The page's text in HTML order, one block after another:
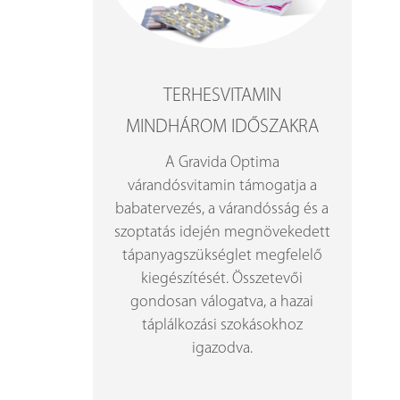
TERHESVITAMIN
MINDHÁROM IDŐSZAKRA
A Gravida Optima
várandósvitamin támogatja a
babatervezés, a várandósság és a
szoptatás idején megnövekedett
tápanyagszükséglet megfelelő
kiegészítését. Összetevői
gondosan válogatva, a hazai
táplálkozási szokásokhoz
igazodva.